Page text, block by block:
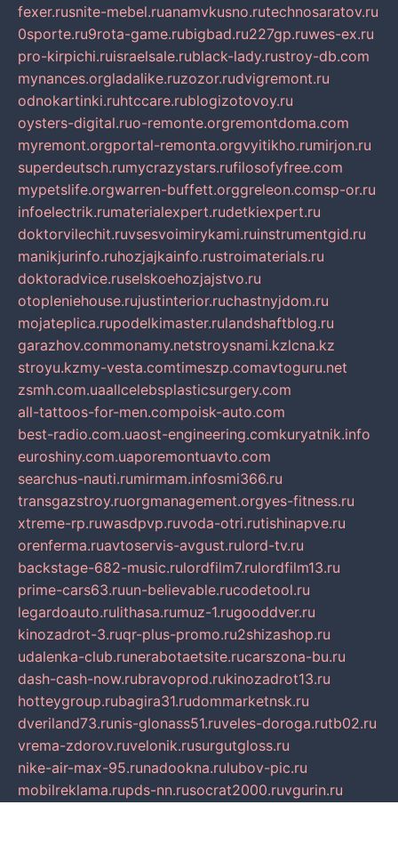
fexer.rusnite-mebel.ruanamvkusno.rutechnosaratov.ru
0sporte.ru9rota-game.rubigbad.ru227gp.ruwes-ex.ru
pro-kirpichi.ruisraelsale.rublack-lady.rustroy-db.com
mynances.orgladalike.ruzozor.rudvigremont.ru
odnokartinki.ruhtccare.rublogizotovoy.ru
oysters-digital.ruo-remonte.orgremontdoma.com
myremont.orgportal-remonta.orgvyitikho.rumirjon.ru
superdeutsch.rumycrazystars.rufilosofyfree.com
mypetslife.orgwarren-buffett.orggreleon.comsp-or.ru
infoelectrik.rumaterialexpert.rudetkiexpert.ru
doktorvilechit.ruvsesvoimirykami.ruinstrumentgid.ru
manikjurinfo.ruhozjajkainfo.rustroimaterials.ru
doktoradvice.ruselskoehozjajstvo.ru
otopleniehouse.rujustinterior.ruchastnyjdom.ru
mojateplica.rupodelkimaster.rulandshaftblog.ru
garazhov.commonamy.netstroysnami.kzlcna.kz
stroyu.kzmy-vesta.comtimeszp.comavtoguru.net
zsmh.com.uaallcelebsplasticsurgery.com
all-tattoos-for-men.compoisk-auto.com
best-radio.com.uaost-engineering.comkuryatnik.info
euroshiny.com.uaporemontuavto.com
searchus-nauti.rumirmam.infosmi366.ru
transgazstroy.ruorgmanagement.orgyes-fitness.ru
xtreme-rp.ruwasdpvp.ruvoda-otri.rutishinapve.ru
orenferma.ruavtoservis-avgust.rulord-tv.ru
backstage-682-music.rulordfilm7.rulordfilm13.ru
prime-cars63.ruun-believable.rucodetool.ru
legardoauto.rulithasa.rumuz-1.rugooddver.ru
kinozadrot-3.ruqr-plus-promo.ru2shizashop.ru
udalenka-club.runerabotaetsite.rucarszona-bu.ru
dash-cash-now.rubravoprod.rukinozadrot13.ru
hotteygroup.rubagira31.rudommarketnsk.ru
dveriland73.runis-glonass51.ruveles-doroga.rutb02.ru
vrema-zdorov.ruvelonik.rusurgutgloss.ru
nike-air-max-95.runadookna.rulubov-pic.ru
mobilreklama.rupds-nn.rusocrat2000.ruvgurin.ru